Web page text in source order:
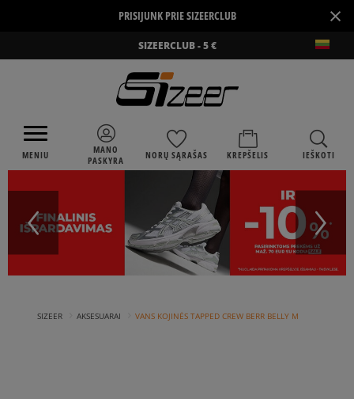
PRISIJUNK PRIE SIZEERCLUB ×
SIZEERCLUB - 5 €
MENIU
MANO
PASKYRA
NORŲ SĄRAŠAS KREPŠELIS IEŠKOTI
SIZEER AKSESUARAI VANS KOJINĖS TAPPED CREW BERR BELLY M